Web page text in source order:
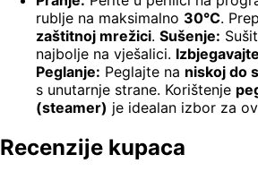
rublje na maksimalno 30°C.
zaštitnoj mrežici. Sušenje:
najbolje na vješalici.
Peglanje: Peglajte na niskoj do
s unutarnje strane. Korištenje
(steamer) je idealan izbor za
Recenzije kupaca